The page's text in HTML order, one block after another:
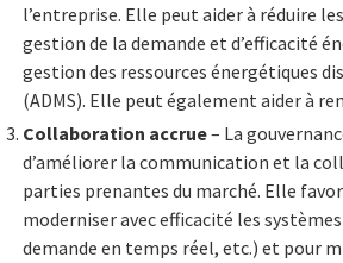
l’entreprise. Elle peut aider à réduire
gestion de la demande et d’efficacité
gestion des ressources énergétiques
(ADMS). Elle peut également aider à
Collaboration accrue– La
d’améliorer la communication et la
parties prenantes du marché. Elle
moderniser avec efficacité les
demande en temps réel, etc.) et pour